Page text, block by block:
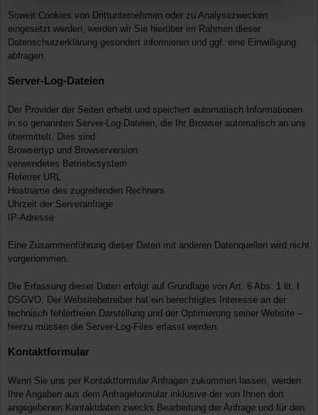
Soweit Cookies von Drittunternehmen oder zu Analysezwecken
eingesetzt werden, werden wir Sie hierüber im Rahmen dieser
Datenschutzerklärung gesondert informieren und ggf. eine Einwilligung
abfragen.
Server-Log-Dateien
Der Provider der Seiten erhebt und speichert automatisch Informationen
in so genannten Server-Log-Dateien, die Ihr Browser automatisch an uns
übermittelt. Dies sind:
Browsertyp und Browserversion
verwendetes Betriebssystem
Referrer URL
Hostname des zugreifenden Rechners
Uhrzeit der Serveranfrage
IP-Adresse
Eine Zusammenführung dieser Daten mit anderen Datenquellen wird nicht
vorgenommen.
Die Erfassung dieser Daten erfolgt auf Grundlage von Art. 6 Abs. 1 lit. f
DSGVO. Der Websitebetreiber hat ein berechtigtes Interesse an der
technisch fehlerfreien Darstellung und der Optimierung seiner Website –
hierzu müssen die Server-Log-Files erfasst werden.
Kontaktformular
Wenn Sie uns per Kontaktformular Anfragen zukommen lassen, werden
Ihre Angaben aus dem Anfrageformular inklusive der von Ihnen dort
angegebenen Kontaktdaten zwecks Bearbeitung der Anfrage und für den